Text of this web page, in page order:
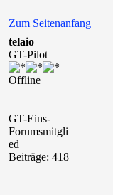
Zum Seitenanfang
telaio
GT-Pilot
Offline
GT-Eins-
Forumsmitgli
ed
Beiträge: 418